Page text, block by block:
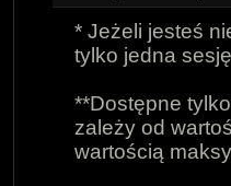
* Jeżeli jesteś
tylko jedna
**Dostępne
zależy od
wartością